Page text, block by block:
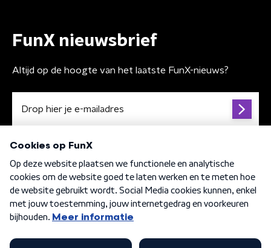
FunX nieuwsbrief
Altijd op de hoogte van het laatste FunX-nieuws?
Algemene voorwaarden Privacybeleid